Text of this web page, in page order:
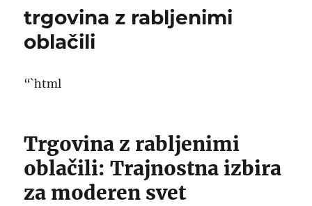
trgovina z rabljenimi
oblačili
“`html
Trgovina z rabljenimi
oblačili: Trajnostna izbira
za moderen svet